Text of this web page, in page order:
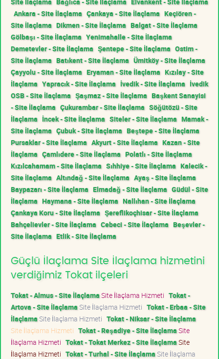
Ankara - Site İlaçlama Çankaya - Site İlaçlama Keçiören -
Site İlaçlama Dikmen - Site İlaçlama Balgat - Site İlaçlama
Gölbaşı - Site İlaçlama Yenimahalle - Site İlaçlama
Demetevler - Site İlaçlama Şentepe - Site İlaçlama Ostim -
Site İlaçlama Batıkent - Site İlaçlama Ümitköy - Site İlaçlama
Çayyolu - Site İlaçlama Eryaman - Site İlaçlama Kızılay - Site
İlaçlama Yapracık - Site İlaçlama İvedik - Site İlaçlama İvedik
OSB - Site İlaçlama Şaşmaz - Site İlaçlama Başkent Sanayisi
- Site İlaçlama Çukurambar - Site İlaçlama Söğütözü - Site
İlaçlama İncek - Site İlaçlama Siteler - Site İlaçlama Mamak -
Site İlaçlama Çubuk - Site İlaçlama Beştepe - Site İlaçlama
Pursaklar - Site İlaçlama Akyurt - Site İlaçlama Kazan - Site
İlaçlama Çamlıdere - Site İlaçlama Polatlı - Site İlaçlama
Kızılcahamam - Site İlaçlama Sıhhiye - Site İlaçlama Kalecik -
Site İlaçlama Altındağ - Site İlaçlama Ayaş - Site İlaçlama
Baypazarı - Site İlaçlama Elmadağ - Site İlaçlama Güdül - Site
İlaçlama Haymana - Site İlaçlama Nallıhan - Site İlaçlama
Çankaya Koru - Site İlaçlama Şereflikoçhisar - Site İlaçlama
Bahçelievler - Site İlaçlama Cebeci - Site İlaçlama Beşevler -
Site İlaçlama Etlik - Site İlaçlama
Güçlü İlaçlama Site İlaçlama hizmetini
verdiğimiz Tokat ilçeleri
Tokat - Almus - Site İlaçlamaSite İlaçlama Hizmeti Tokat -
Artova - Site İlaçlamaSite İlaçlama Hizmeti Tokat - Erbaa - Site
İlaçlamaSite İlaçlama Hizmeti Tokat - Niksar - Site İlaçlama
Site İlaçlama Hizmeti Tokat - Reşadiye - Site İlaçlamaSite
İlaçlama Hizmeti Tokat - Tokat Merkez - Site İlaçlamaSite
İlaçlama Hizmeti Tokat - Turhal - Site İlaçlamaSite İlaçlama